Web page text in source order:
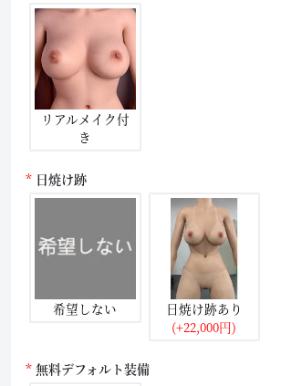
リアルメイク付
き
日焼け跡
希望しない
日焼け跡あり
(+22,000円)
無料デフォルト装備